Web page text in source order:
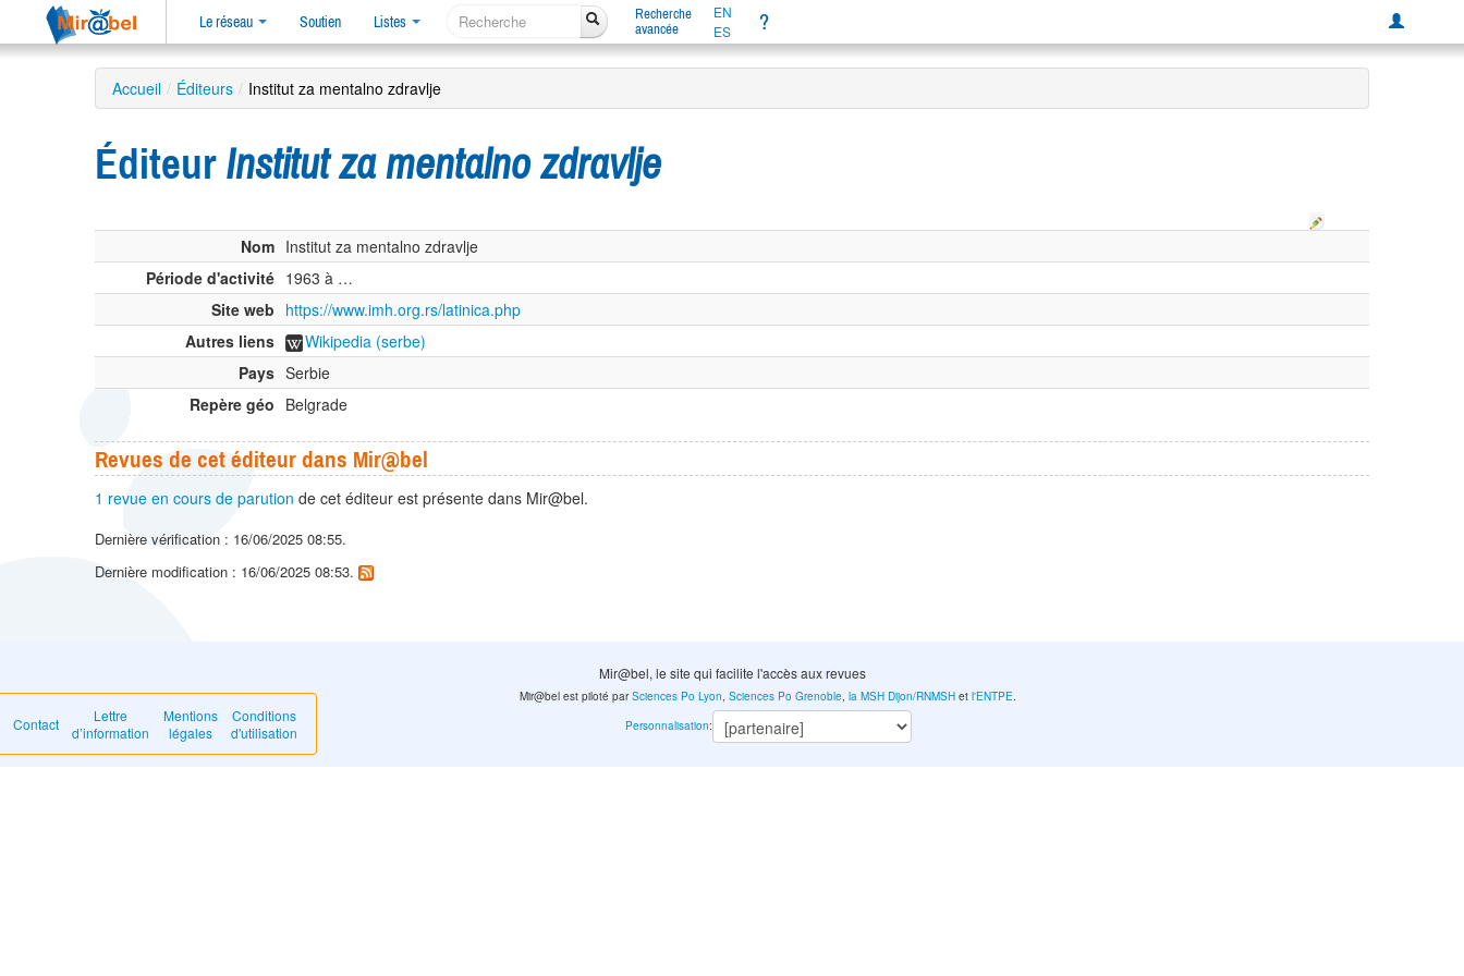
Le réseau Soutien Listes
Recherche
avancée
EN
ES
?
Accueil / Éditeurs / Institut za mentalno zdravlje
Éditeur Institut za mentalno zdravlje
Nom Institut za mentalno zdravlje
Période d'activité 1963 à …
Site web https://www.imh.org.rs/latinica.php
Autres liens
Wikipedia (serbe)
Pays Serbie
Repère géo Belgrade
Revues de cet éditeur dans Mir@bel
1 revue en cours de parution de cet éditeur est présente dans Mir@bel.
Dernière vérification : 16/06/2025 08:55.
Dernière modification : 16/06/2025 08:53.
Mir@bel, le site qui facilite l'accès aux revues
Contact
Lettre
d’information
Mentions
légales
Conditions
d'utilisation
Mir@bel est piloté parSciences Po Lyon,Sciences Po Grenoble,la MSH Dijon/RNMSH etl'ENTPE.
Personnalisation: